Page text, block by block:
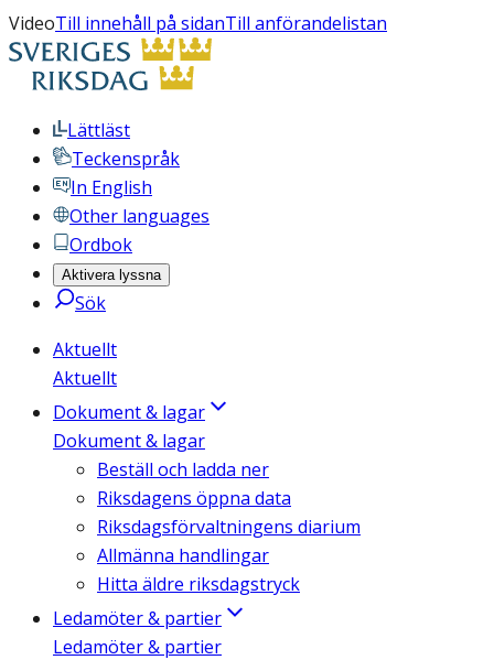
VideoTill innehåll på sidanTill anförandelistan
Lättläst
Teckenspråk
In English
Other languages
Ordbok
Aktivera lyssna
Sök
Aktuellt
Aktuellt
Dokument & lagar
Dokument & lagar
Beställ och ladda ner
Riksdagens öppna data
Riksdagsförvaltningens diarium
Allmänna handlingar
Hitta äldre riksdagstryck
Ledamöter & partier
Ledamöter & partier